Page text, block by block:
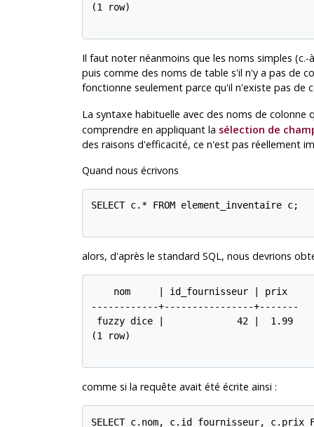
(1 row)
Il faut noter néanmoins que les noms simples
puis comme des noms de table s'il n'y a pas de
fonctionne seulement parce qu'il n'existe pas de
La syntaxe habituelle avec des noms de colonne
comprendre en appliquant la sélection de
des raisons d'efficacité, ce n'est pas réellement
Quand nous écrivons
SELECT c.* FROM element_inventaire c;
alors, d'après le standard SQL, nous devrions
    nom     | id_fournisseur | prix
------------+----------------+-------
fuzzy dice |             42 |  1.99
(1 row)
comme si la requête avait été écrite ainsi :
SELECT c.nom, c.id_fournisseur, c.prix